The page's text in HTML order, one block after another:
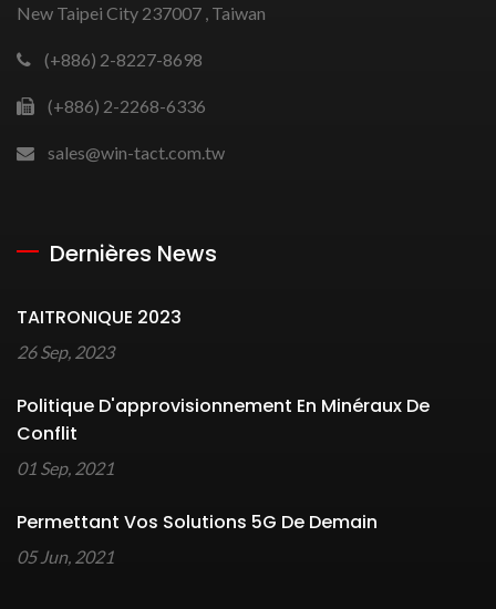
New Taipei City 237007 , Taiwan
(+886) 2-8227-8698
(+886) 2-2268-6336
sales@win-tact.com.tw
Dernières News
TAITRONIQUE 2023
26 Sep, 2023
Politique D'approvisionnement En Minéraux De
Conflit
01 Sep, 2021
Permettant Vos Solutions 5G De Demain
05 Jun, 2021